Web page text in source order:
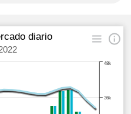
diario
36k
48k